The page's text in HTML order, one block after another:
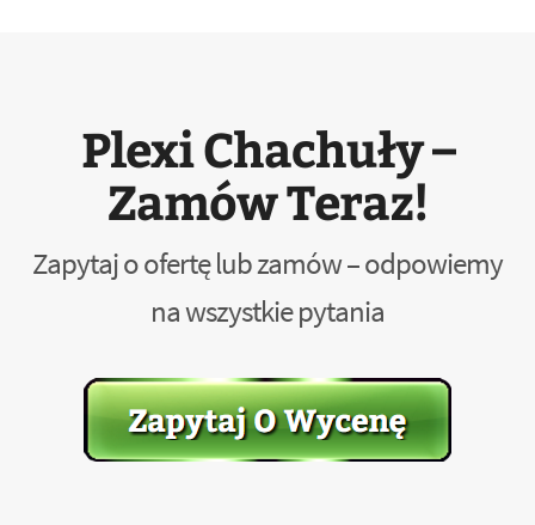
Plexi Chachuły –
Zamów Teraz!
Zapytaj o ofertę lub zamów – odpowiemy
na wszystkie pytania